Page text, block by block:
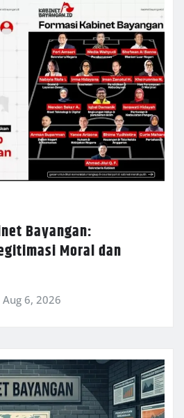
Bayangan:
Moral dan
Aug 6, 2026